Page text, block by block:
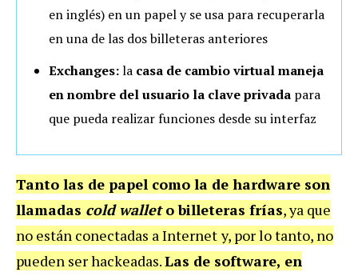
en inglés) en un papel y se usa para recuperarla
en una de las dos billeteras anteriores
Exchanges:la casa de cambio virtualmaneja
en nombre del usuario la clave privada para
que pueda realizar funciones desde su interfaz
Tanto las de papel como la de hardware son
llamadas cold walleto billeteras frías, ya que
no están conectadas a Internet y, por lo tanto, no
pueden ser hackeadas.Las de software, en